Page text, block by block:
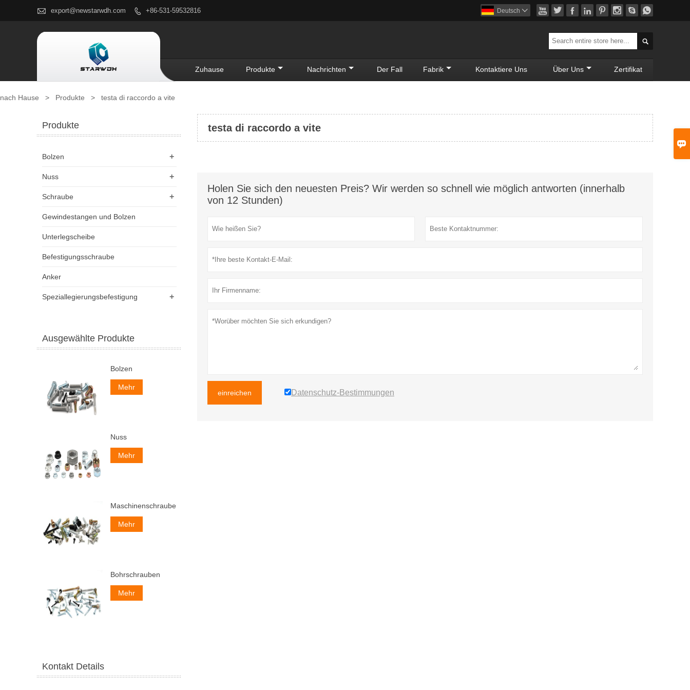

 export@newstarwdh.com  +86-531-59532816        
Deutsch 

Zuhause Produkte Nachrichten Der Fall Fabrik Kontaktiere Uns Über Uns Zertifikat
nach Hause > Produkte > testa di raccordo a vite
testa di raccordo a vite
Holen Sie sich den neuesten Preis? Wir werden so schnell wie möglich antworten (innerhalb
von 12 Stunden)
einreichen Datenschutz-Bestimmungen
Produkte
+
Bolzen
+
Nuss
+
Schraube
Gewindestangen und Bolzen
Unterlegscheibe
Befestigungsschraube
Anker
+
Speziallegierungsbefestigung
Ausgewählte Produkte
Bolzen
Mehr
Nuss
Mehr
Maschinenschrauben
Mehr
Bohrschrauben
Mehr
Kontakt Details